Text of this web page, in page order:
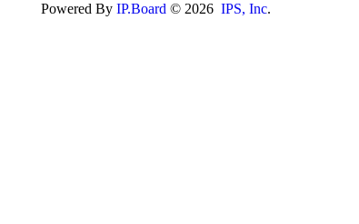
Powered By IP.Board © 2026 IPS, Inc.